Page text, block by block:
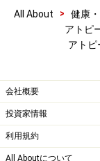
丈夫な眼軟膏を
す。ただ、ス
参照）や緑内障
次のページでは
す。
All About > 健康
アトピ
アト
会社概要
投資家情報
利用規約
All Aboutについて